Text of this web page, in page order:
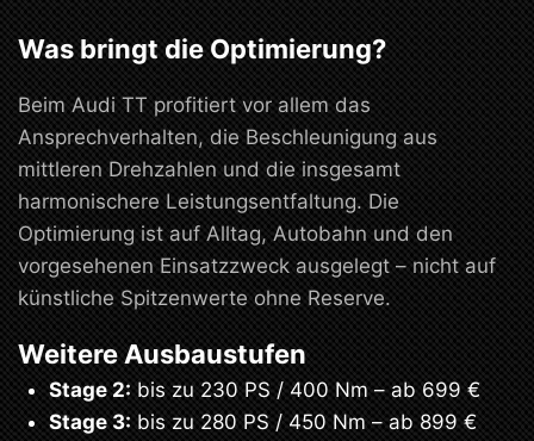
Was bringt die Optimierung?
Beim Audi TT profitiert vor allem das
Ansprechverhalten, die Beschleunigung aus
mittleren Drehzahlen und die insgesamt
harmonischere Leistungsentfaltung. Die
Optimierung ist auf Alltag, Autobahn und den
vorgesehenen Einsatzzweck ausgelegt – nicht auf
künstliche Spitzenwerte ohne Reserve.
Weitere Ausbaustufen
Stage 2: bis zu 230 PS / 400 Nm – ab 699 €
Stage 3: bis zu 280 PS / 450 Nm – ab 899 €